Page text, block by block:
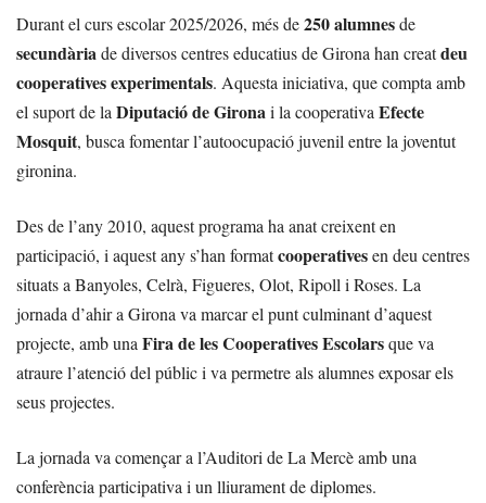
Durant el curs escolar 2025/2026, més de250 alumnesde
secundàriade diversos centres educatius de Girona han creatdeu
cooperatives experimentals. Aquesta iniciativa, que compta amb
el suport de la Diputació de Gironai la cooperativa Efecte
Mosquit, busca fomentar l’autoocupació juvenil entre la joventut
gironina.
Des de l’any 2010, aquest programa ha anat creixent en
participació, i aquest any s’han formatcooperativesen deu centres
situats a Banyoles, Celrà, Figueres, Olot, Ripoll i Roses. La
jornada d’ahir a Girona va marcar el punt culminant d’aquest
projecte, amb una Fira de les Cooperatives Escolarsque va
atraure l’atenció del públic i va permetre als alumnes exposar els
seus projectes.
La jornada va començar a l’Auditori de La Mercè amb una
conferència participativa i un lliurament de diplomes.